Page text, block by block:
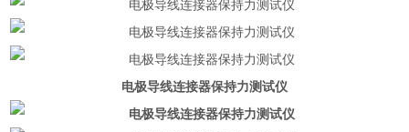
电极导线连接器保持力测试仪